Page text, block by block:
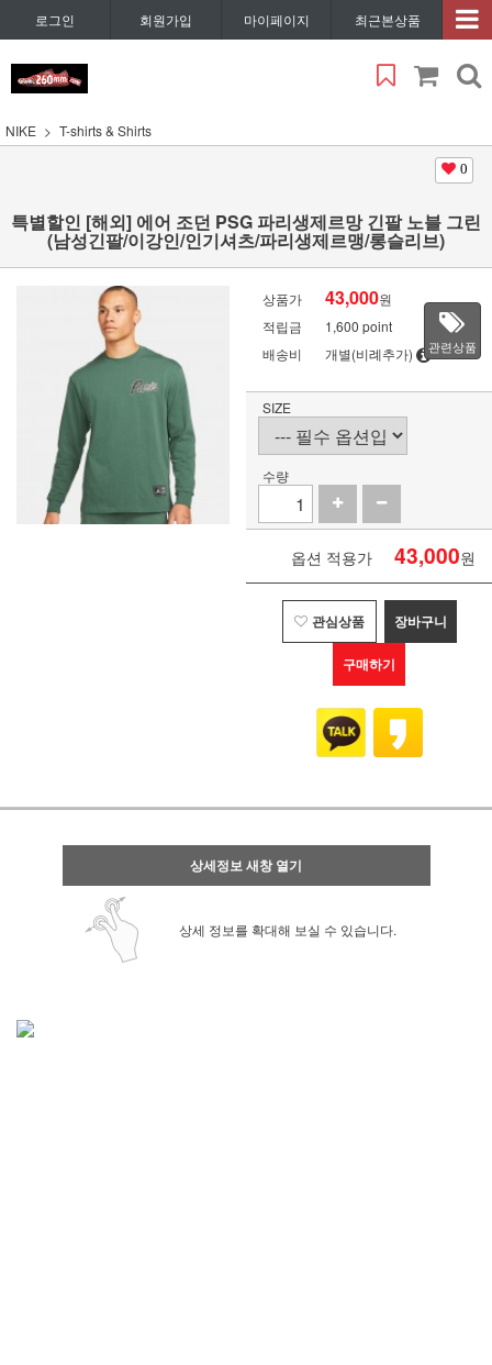
로그인 회원가입 마이페이지 최근본상품
NIKE T-shirts & Shirts
0
특별할인 [해외] 에어 조던 PSG 파리생제르망 긴팔 노블 그린
(남성긴팔/이강인/인기셔츠/파리생제르맹/롱슬리브)
상품가 43,000원
적립금
1,600 point
배송비
개별(비례추가) 관련상품
SIZE
수량
옵션 적용가 43,000원
관심상품 장바구니
구매하기
상세정보 새창 열기
상세 정보를 확대해 보실 수 있습니다.